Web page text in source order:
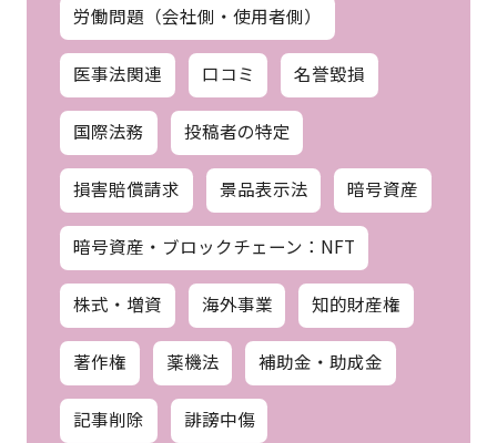
労働問題（会社側・使用者側）
医事法関連 口コミ 名誉毀損
国際法務 投稿者の特定
損害賠償請求 景品表示法 暗号資産
暗号資産・ブロックチェーン：NFT
株式・増資 海外事業 知的財産権
著作権 薬機法 補助金・助成金
記事削除 誹謗中傷